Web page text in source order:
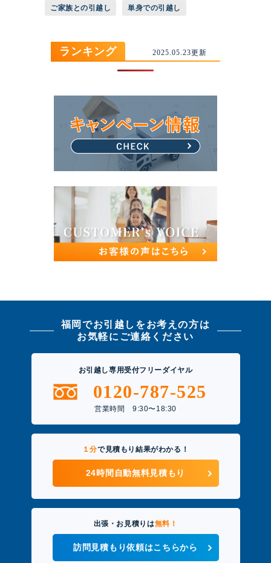
ご家族との引越し 単身での引越し
ランキング 2025.05.23更新
福岡でお引越しをお考えの方は
お気軽にご連絡ください
お引越し専用受付フリーダイヤル
0120-787-525
営業時間 9:30〜18:30
１分で見積もり結果がわかる！
24時間自動無料見積もり
出張・お見積りは無料！
訪問見積もり依頼はこちらから